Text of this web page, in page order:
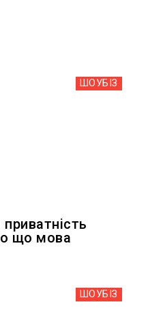
ШОУБIЗ
що мова
ШОУБIЗ